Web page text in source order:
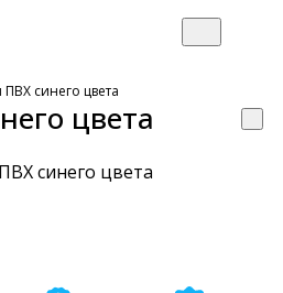
ПВХ синего цвета
цвета